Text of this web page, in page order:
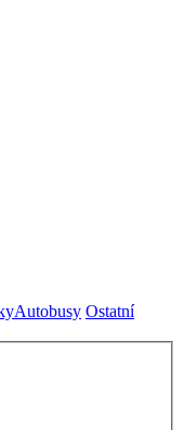
Autobusy Ostatní